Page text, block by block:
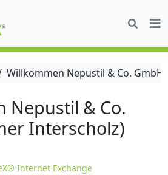
Willkommen Nepustil & Co.
Nepustil & Co.
Interscholz)
Internet Exchange